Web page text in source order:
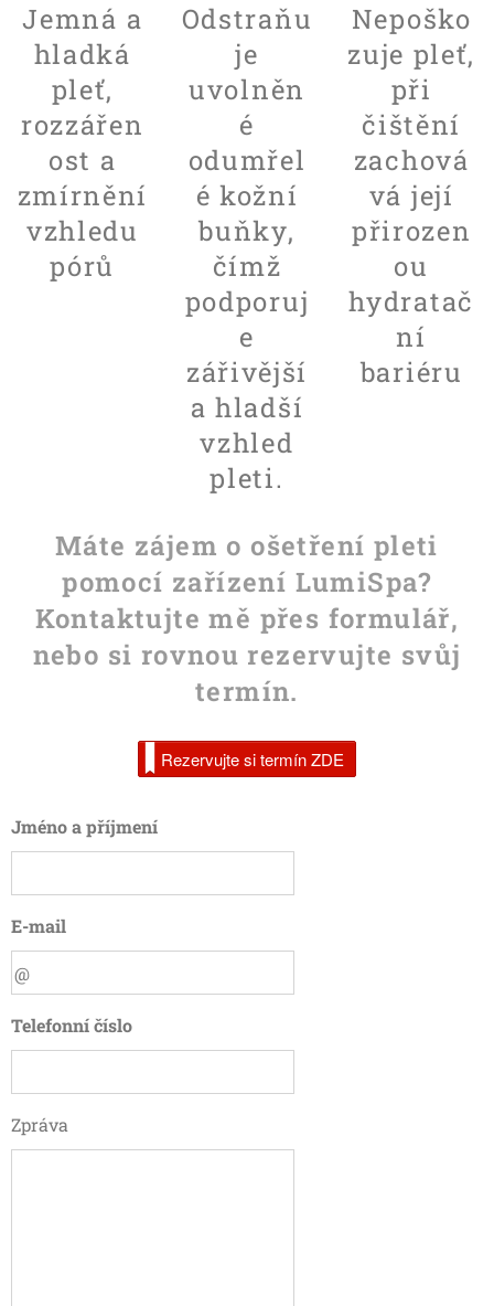
Jemná a
hladká
pleť,
rozzářen
ost a
zmírnění
vzhledu
pórů
Odstraňu
je
uvolněn
é
odumřel
é kožní
buňky,
čímž
podporuj
e
zářivější
a hladší
vzhled
pleti.
Nepoško
zuje pleť,
při
čištění
zachová
vá její
přirozen
ou
hydratač
ní
bariéru
Máte zájem o ošetření pleti
pomocí zařízení LumiSpa?
Kontaktujte mě přes formulář,
nebo si rovnou rezervujte svůj
termín.
Rezervujte si termín ZDE
Jméno a příjmení
E-mail
Telefonní číslo
Zpráva